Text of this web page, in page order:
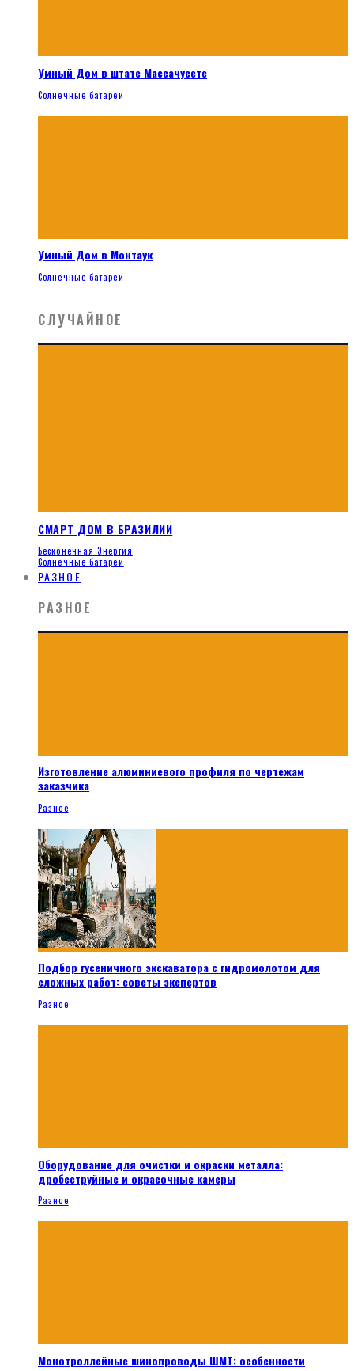
Умный Дом в штате Массачусетс
Солнечные батареи
Умный Дом в Монтаук
Солнечные батареи
СЛУЧАЙНОЕ
СМАРТ ДОМ В БРАЗИЛИИ
Бесконечная Энергия
Солнечные батареи
РАЗНОЕ
РАЗНОЕ
Изготовление алюминиевого профиля по чертежам
заказчика
Разное
Подбор гусеничного экскаватора с гидромолотом для
сложных работ: советы экспертов
Разное
Оборудование для очистки и окраски металла:
дробеструйные и окрасочные камеры
Разное
Монотроллейные шинопроводы ШМТ: особенности